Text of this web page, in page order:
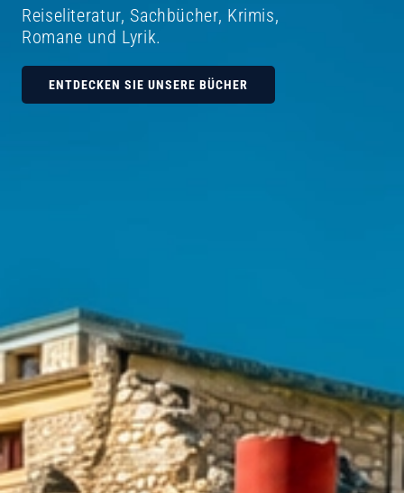
Reiseliteratur, Sachbücher, Krimis,
Romane und Lyrik.
ENTDECKEN SIE UNSERE BÜCHER